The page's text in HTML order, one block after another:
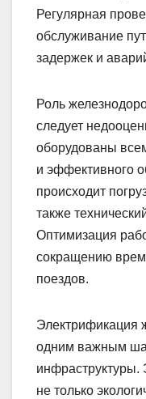
Регулярная
обслуживание
задержек и
Роль
следует
оборудованы
и эффективного
происходит
также
Оптимизация
сокращению
поездов.
Электрификация
одним важным
инфраструктуры.
не только